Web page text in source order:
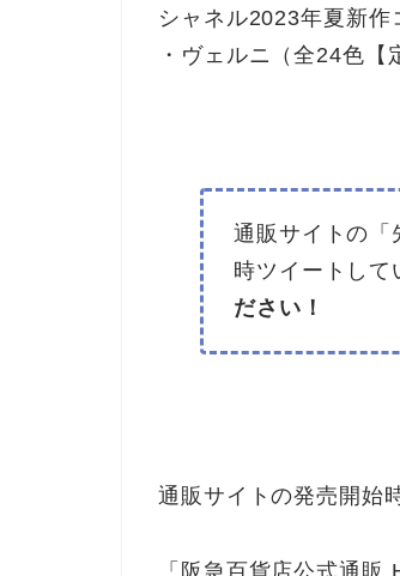
シャネル2023年夏新作
・ヴェルニ（全24色【
通販サイトの「
時ツイートして
ださい！
通販サイトの発売開始
「阪急百貨店公式通